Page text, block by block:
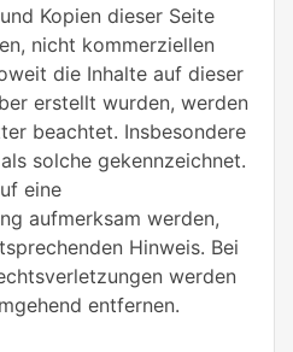
Kopien dieser Seite
nicht kommerziellen
die Inhalte auf dieser
erstellt wurden, werden
beachtet. Insbesondere
solche gekennzeichnet.
eine
aufmerksam werden,
Hinweis. Bei
werden
entfernen.